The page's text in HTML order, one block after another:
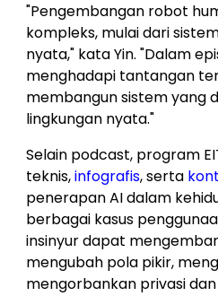
"Pengembangan robot
kompleks, mulai dari
nyata," kata Yin. "Dalam
menghadapi tantangan
membangun sistem yang
lingkungan nyata."
Selain podcast, program
teknis,infografis, serta
penerapan AI dalam
berbagai kasus
insinyur dapat
mengubah pola pikir,
mengorbankan privasi